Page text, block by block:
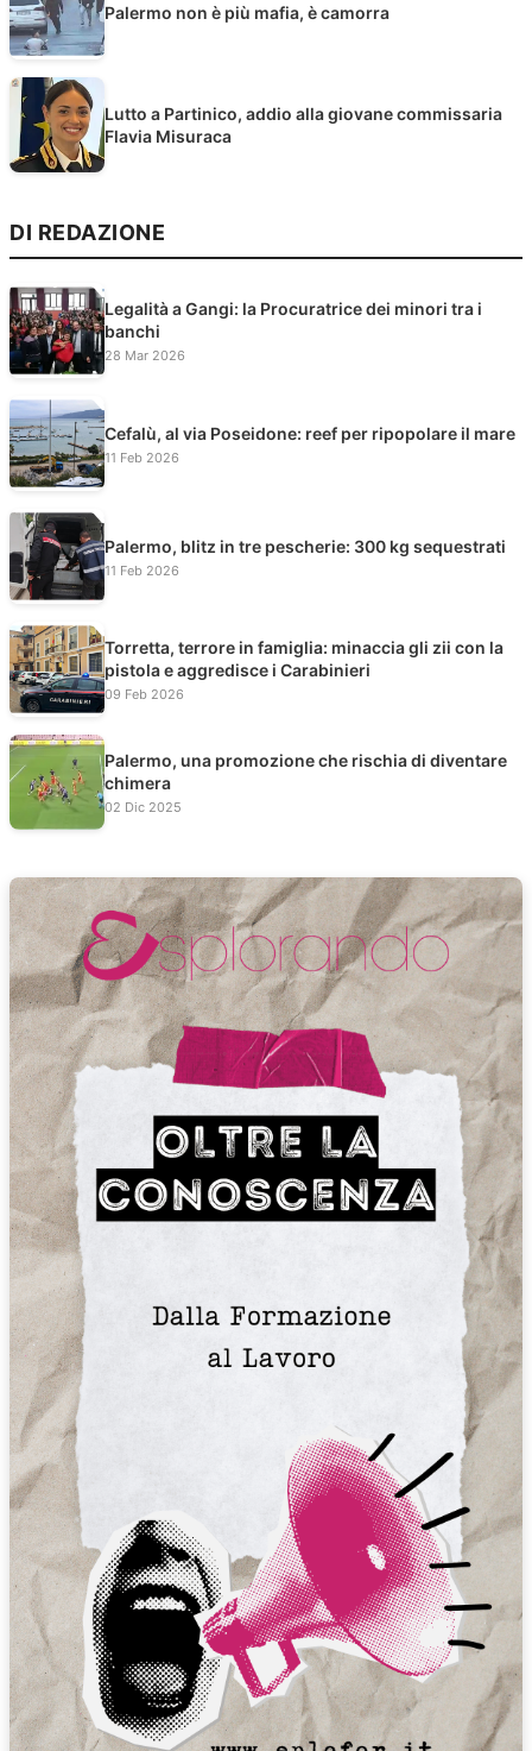
Palermo non è più mafia, è camorra
Lutto a Partinico, addio alla giovane commissaria
Flavia Misuraca
DI REDAZIONE
Legalità a Gangi: la Procuratrice dei minori tra i
banchi
28 Mar 2026
Cefalù, al via Poseidone: reef per ripopolare il mare
11 Feb 2026
Palermo, blitz in tre pescherie: 300 kg sequestrati
11 Feb 2026
Torretta, terrore in famiglia: minaccia gli zii con la
pistola e aggredisce i Carabinieri
09 Feb 2026
Palermo, una promozione che rischia di diventare
chimera
02 Dic 2025